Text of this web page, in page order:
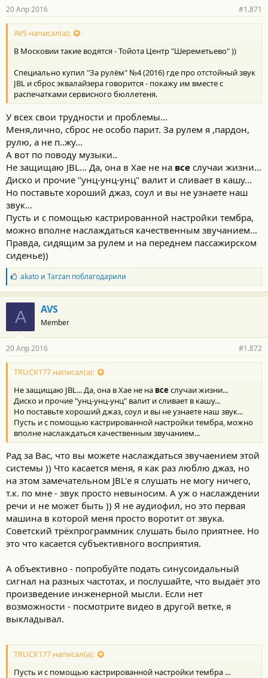
н
о
с
и
20 Апр 2016 #1.871
AVS написал(а):
В Московии такие водятся - Тойота Центр "Шереметьево" ))
Специально купил "За рулём" №4 (2016) где про отстойный звук
JBL и сброс эквалайзера говорится - покажу им вместе с
распечатками сервисного бюллетеня.
У всех свои трудности и проблемы...
Меня,лично, сброс не особо парит. За рулем я ,пардон,
рулю, а не п..жу...
А вот по поводу музыки..
Не защищаю JBL... Да, она в Хае не на все случаи жизни...
Диско и прочие "унц-унц-унц" валит и сливает в кашу...
Но поставьте хороший джаз, соул и вы не узнаете наш
звук...
Пусть и с помощью кастрированной настройки тембра,
можно вполне наслаждаться качественным звучанием...
Правда, сидящим за рулем и на переднем пассажирском
сиденье))
Б
л
а
г
о
а
н
о
с
и
:
akatoи Tarzanпоблагодарили
A AVS
Member
20 Апр 2016 #1.872
TRUCK177 написал(а):
Не защищаю JBL... Да, она в Хае не на все случаи жизни...
Диско и прочие "унц-унц-унц" валит и сливает в кашу...
Но поставьте хороший джаз, соул и вы не узнаете наш звук...
Пусть и с помощью кастрированной настройки тембра, можно
вполне наслаждаться качественным звучанием...
Рад за Вас, что вы можете наслаждаться звучаением этой
системы )) Что касается меня, я как раз люблю джаз, но
на этом замечательном JBL'е я слушать не могу ничего,
т.к. по мне - звук просто невыносим. А уж о наслаждении
речи и не может быть )) Я не аудиофил, но это первая
машина в которой меня просто воротит от звука.
Советский трёхпрограммник слушать было приятнее. Но
это что касается субъективного восприятия.
А объективно - попробуйте подать синусоидальный
сигнал на разных частотах, и послушайте, что выдаёт это
произведение инженерной мысли. Если нет
возможности - посмотрите видео в другой ветке, я
выкладывал.
TRUCK177 написал(а):
Пусть и с помощью кастрированной настройки тембра ...